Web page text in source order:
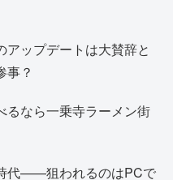
ップデートは大賛辞と
事？
るなら一乗寺ラーメン街
代——狙われるのはPCで